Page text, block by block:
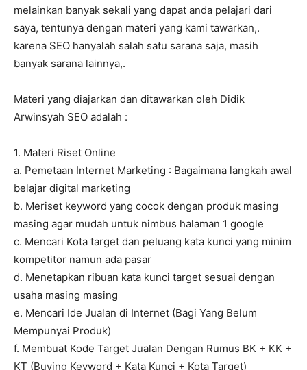
melainkan banyak sekali yang dapat anda pelajari dari
saya, tentunya dengan materi yang kami tawarkan,.
karena SEO hanyalah salah satu sarana saja, masih
banyak sarana lainnya,.
Materi yang diajarkan dan ditawarkan oleh Didik
Arwinsyah SEO adalah :
1. Materi Riset Online
a. Pemetaan Internet Marketing : Bagaimana langkah awal
belajar digital marketing
b. Meriset keyword yang cocok dengan produk masing
masing agar mudah untuk nimbus halaman 1 google
c. Mencari Kota target dan peluang kata kunci yang minim
kompetitor namun ada pasar
d. Menetapkan ribuan kata kunci target sesuai dengan
usaha masing masing
e. Mencari Ide Jualan di Internet (Bagi Yang Belum
Mempunyai Produk)
f. Membuat Kode Target Jualan Dengan Rumus BK + KK +
KT (Buying Keyword + Kata Kunci + Kota Target)